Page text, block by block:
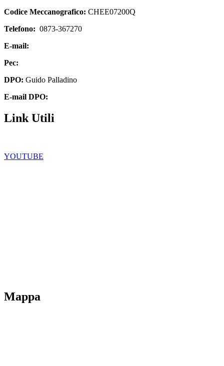
Codice Meccanografico: CHEE07200Q
Telefono: 0873-367270
E-mail:
Pec:
DPO: Guido Palladino
E-mail DPO:
Link Utili
YOUTUBE
Mappa